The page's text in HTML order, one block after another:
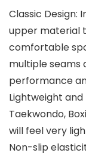
Classic Design:
upper material
comfortable
multiple seams
performance
Lightweight
Taekwondo,
will feel very
Non-slip